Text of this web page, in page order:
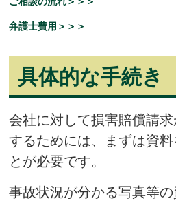
弁護士費用＞＞＞
具体的な手続き
会社に対して損害賠償請
するためには、まずは資
とが必要です。
事故状況が分かる写真等